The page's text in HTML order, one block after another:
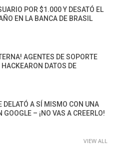
POR $1.000 Y DESATÓ EL
EN LA BANCA DE BRASIL
AGENTES DE SOPORTE
DATOS DE
DELATÓ A SÍ MISMO CON UNA
GOOGLE – ¡NO VAS A CREERLO!
VIEW ALL